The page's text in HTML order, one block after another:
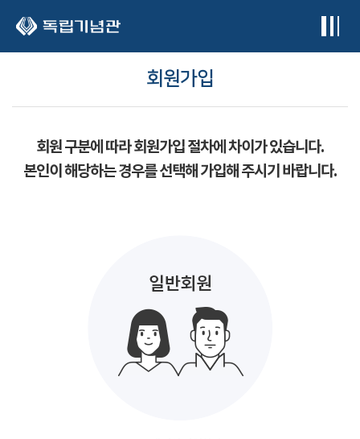
회원가입
회원 구분에 따라 회원가입 절차에 차이가 있습니다.
본인이 해당하는 경우를 선택해 가입해 주시기 바랍니다.